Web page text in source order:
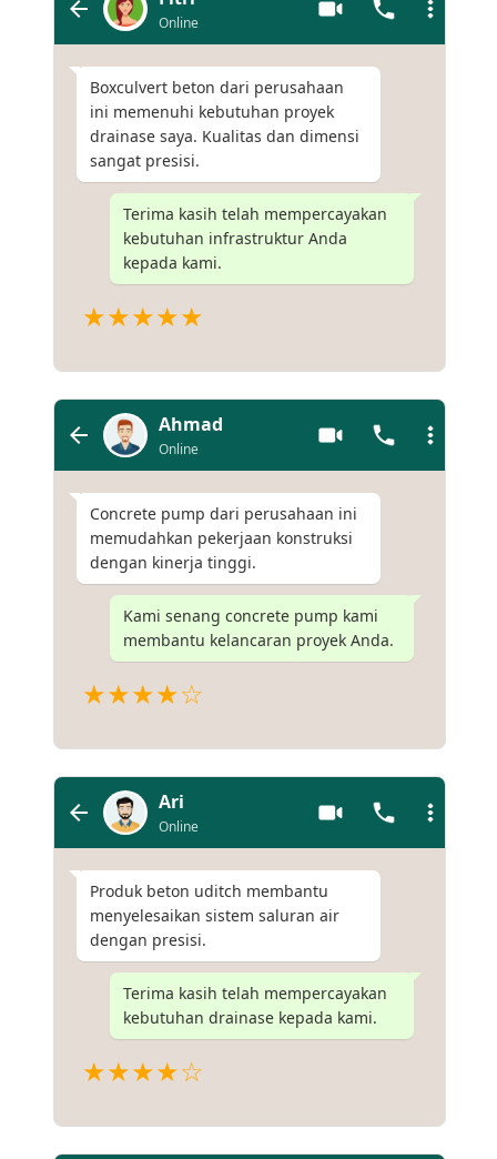
Online
Boxculvert beton dari perusahaan
ini memenuhi kebutuhan proyek
drainase saya. Kualitas dan dimensi
sangat presisi.
Terima kasih telah mempercayakan
kebutuhan infrastruktur Anda
kepada kami.
★★★★★
Ahmad
Online
Concrete pump dari perusahaan ini
memudahkan pekerjaan konstruksi
dengan kinerja tinggi.
Kami senang concrete pump kami
membantu kelancaran proyek Anda.
★★★★☆
Ari
Online
Produk beton uditch membantu
menyelesaikan sistem saluran air
dengan presisi.
Terima kasih telah mempercayakan
kebutuhan drainase kepada kami.
★★★★☆